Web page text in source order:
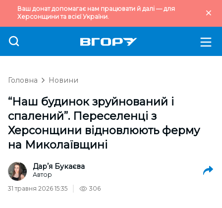
Ваш донат допомагає нам працювати й далі — для
Херсонщини та всієї України.
Головна Новини
“Наш будинок зруйнований і
спалений”. Переселенці з
Херсонщини відновлюють ферму
на Миколаївщині
Дарʼя Букаєва
Автор
31 травня 2026 15:35
306